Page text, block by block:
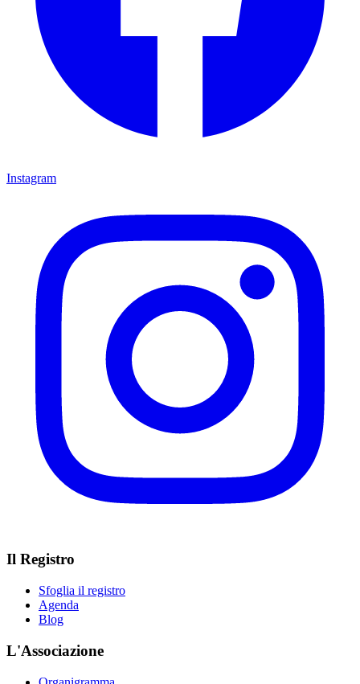
Instagram
Il Registro
Sfoglia il registro
Agenda
Blog
L'Associazione